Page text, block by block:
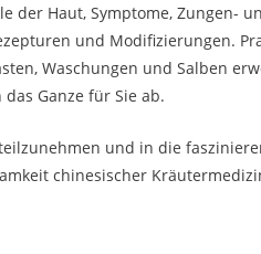
Haut, Symptome, Zungen-
und Modifizierungen.
Waschungen und Salben
Ganze für Sie ab.
und in die
chinesischer